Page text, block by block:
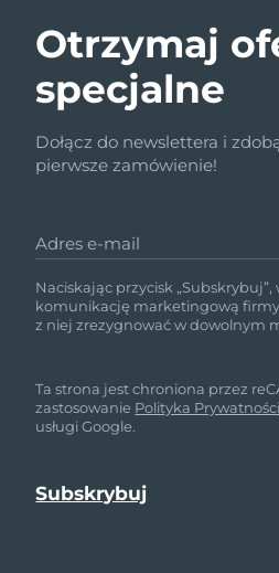
Otrzymaj
specjalne
Dołącz do newslettera i
pierwsze zamówienie!
Adres e-mail
Naciskając przycisk
komunikację marketingową firmy
z niej zrezygnować w dowolnym
Ta strona jest chroniona przez
zastosowanie Polityka Prywatności
usługi Google.